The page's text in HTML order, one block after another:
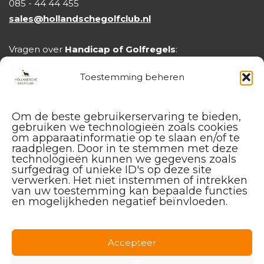
Toestemming beheren
Om de beste gebruikerservaring te bieden,
gebruiken we technologieën zoals cookies
om apparaatinformatie op te slaan en/of te
raadplegen. Door in te stemmen met deze
technologieën kunnen we gegevens zoals
surfgedrag of unieke ID's op deze site
verwerken. Het niet instemmen of intrekken
van uw toestemming kan bepaalde functies
en mogelijkheden negatief beïnvloeden.
Accepteer
begon in de horeca, tennis, bowling en
golf. Hierdoor heb ik geleerd om flexibel te
zijn en altijd in te spelen op de wensen van
mijn leerlingen.
Wat ik het mooiste vind aan mijn werk? Het
enthousiasme overbrengen aan beginnende
golfers en hen echt betrekken bij de club.
Daarnaast geniet ik van het buiten zijn op
prachtige golfbanen en de gesprekken met
mijn leerlingen na een les – een wijntje of een
085 - 44 44 455
sales@hollandschegolfclub.nl
Vragen over Handicap of Golfregels:
Instagram